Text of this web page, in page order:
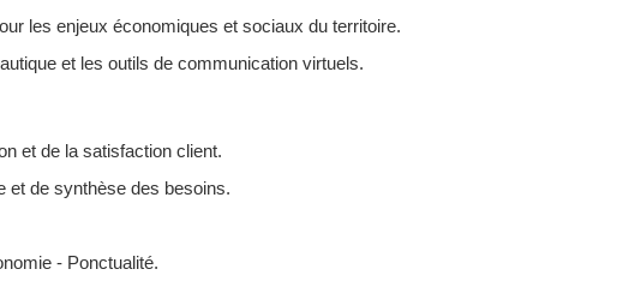
les enjeux économiques et sociaux du territoire.
et les outils de communication virtuels.
et de la satisfaction client.
et de synthèse des besoins.
- Ponctualité.